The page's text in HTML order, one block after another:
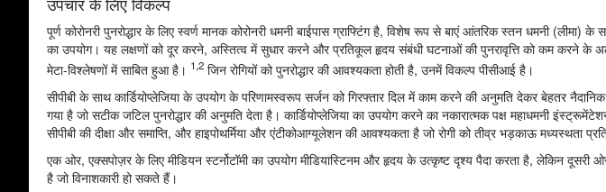
पूर्ण कोरोनरी पुनरोद्धार के लिए स्वर्ण मानक कोरोनरी धमनी बाईपास ग्राफ्टिंग है, विशेष रूप से बाएं आंतरिक स्तन धमनी (लीमा)
का उपयोग। यह लक्षणों को दूर करने, अस्तित्व में सुधार करने और प्रतिकूल हृदय संबंधी घटनाओं की पुनरावृत्ति को कम करने के
मेटा-विश्लेषणों में साबित हुआ है। 1,2 जिन रोगियों को पुनरोद्धार की आवश्यकता होती है, उनमें विकल्प पीसीआई है।
सीपीबी के साथ कार्डियोप्लेजिया के उपयोग के परिणामस्वरूप सर्जन को गिरफ्तार दिल में काम करने की अनुमति देकर बेहतर
गया है जो सटीक जटिल पुनरोद्धार की अनुमति देता है। कार्डियोप्लेजिया का उपयोग करने का नकारात्मक पक्ष महाधमनी
सीपीबी की दीक्षा और समाप्ति, और हाइपोथर्मिया और एंटीकोआग्यूलेशन की आवश्यकता है जो रोगी को तीव्र भड़काऊ मध्यस्थता
एक ओर, एक्सपोज़र के लिए मीडियन स्टर्नोटॉमी का उपयोग मीडियास्टिनम और हृदय के उत्कृष्ट दृश्य पैदा करता है, लेकिन दूसरी
है जो विनाशकारी हो सकते हैं।